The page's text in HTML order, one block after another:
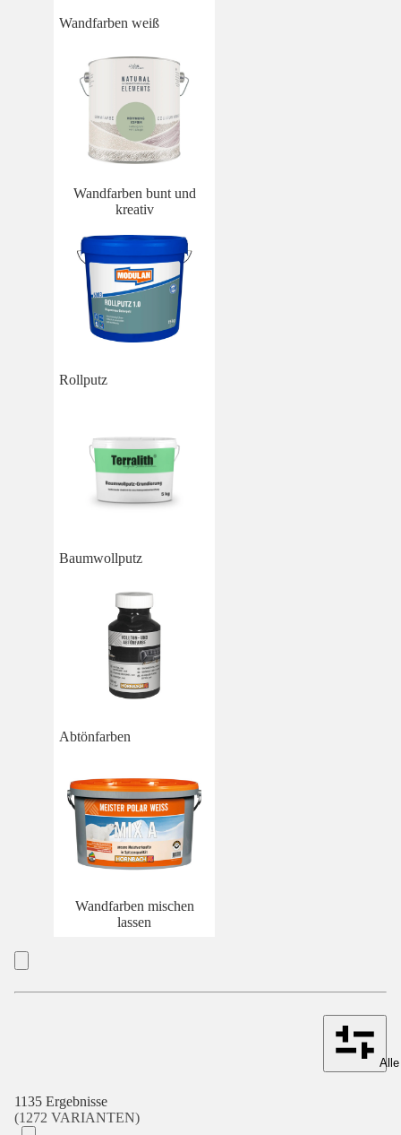
Wandfarben weiß
Wandfarben bunt und
kreativ
Rollputz
Baumwollputz
Abtönfarben
Wandfarben mischen
lassen
1135 Ergebnisse
(1272 VARIANTEN)